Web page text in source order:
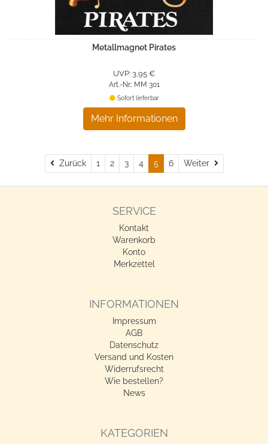
Metallmagnet Pirates
UVP: 3,95 €
Art.-Nr.: MM 301
Mehr Informationen
Sofort lieferbar
ZurückZurück
1 2 3 4 5 6 Weiter Weiter
SERVICE
Kontakt
Warenkorb
Konto
Merkzettel
INFORMATIONEN
Impressum
AGB
Datenschutz
Versand und Kosten
Widerrufsrecht
Wie bestellen?
News
KATEGORIEN